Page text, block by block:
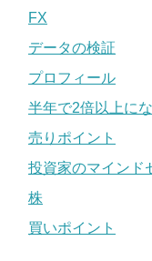
FX
データの検証
プロフィール
半年で2倍以上に
売りポイント
投資家のマインド
株
買いポイント